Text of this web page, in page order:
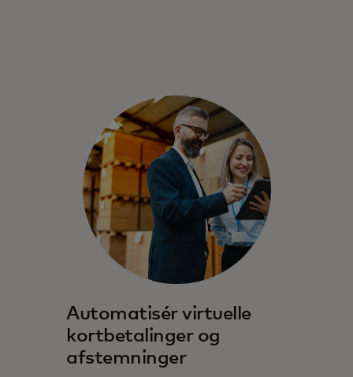
Automatisér virtuelle
kortbetalinger og
afstemninger